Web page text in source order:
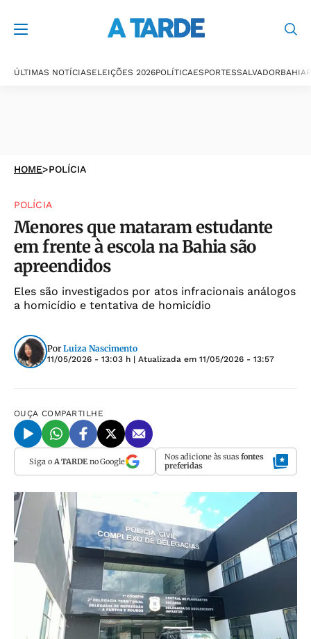
ÚLTIMAS NOTÍCIASELEIÇÕES 2026POLÍTICAESPORTESSALVADORBAHIA
HOME>POLÍCIA
POLÍCIA
Menores que mataram estudante
em frente à escola na Bahia são
apreendidos
Eles são investigados por atos infracionais análogos
a homicídio e tentativa de homicídio
Por Luiza Nascimento
11/05/2026 - 13:03 h | Atualizada em 11/05/2026 - 13:57
OUÇA COMPARTILHE
Siga o A TARDEno Google Nos adicione às suas fontes
preferidas